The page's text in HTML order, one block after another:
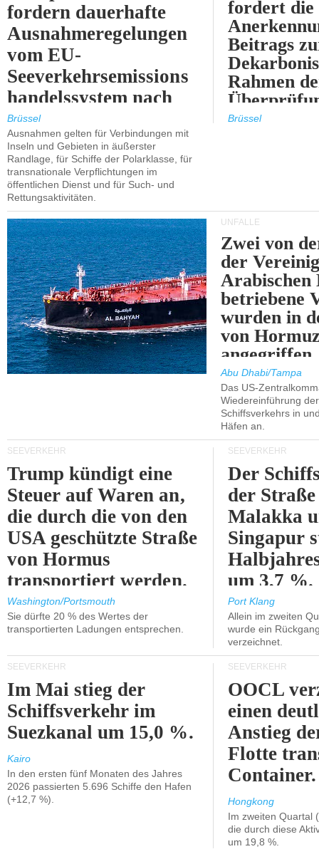
fordern dauerhafte
Ausnahmeregelungen
vom EU-
Seeverkehrsemissions
handelssystem nach
2030.
Brüssel
Ausnahmen gelten für Verbindungen mit
Inseln und Gebieten in äußerster
Randlage, für Schiffe der Polarklasse, für
transnationale Verpflichtungen im
öffentlichen Dienst und für Such- und
Rettungsaktivitäten.
fordert die
Beitrags
Rahmen
ETS.
Brüssel
UNFÄLLE
Zwei von
der
Arabischen
betriebene
wurden in
von
angegriffen.
Abu Dhabi/Tampa
Das US-
Wiedereinführung
Schiffsverkehrs in
Häfen an.
SEEVERKEHR
Trump kündigt eine
Steuer auf Waren an,
die durch die von den
USA geschützte Straße
von Hormus
transportiert werden.
Washington/Portsmouth
Sie dürfte 20 % des Wertes der
transportierten Ladungen entsprechen.
SEEVERKEHR
Der
der
Malakka
Singapur
um 3,7 %.
Port Klang
Allein im zweiten
wurde ein
verzeichnet.
SEEVERKEHR
Im Mai stieg der
Schiffsverkehr im
Suezkanal um 15,0 %.
Kairo
In den ersten fünf Monaten des Jahres
2026 passierten 5.696 Schiffe den Hafen
(+12,7 %).
SEEVERKEHR
OOCL
einen
Anstieg
Flotte
Container.
Hongkong
Im zweiten Quartal
die durch diese
um 19,8 %.